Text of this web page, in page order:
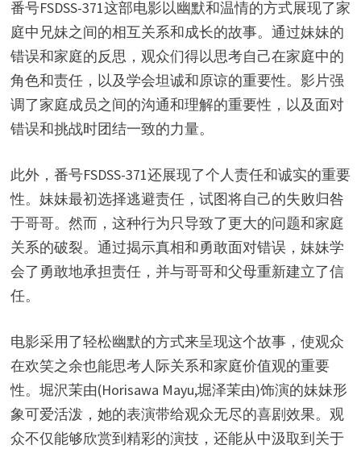
番号FSDSS-371这部电影以幽默和温情的方式展现了家
庭中兄妹之间的相互关系和成长的故事。通过妹妹的
错误和家庭的反思，观众们得以思考自己在家庭中的
角色和责任，以及学会坦诚和原谅的重要性。影片强
调了家庭成员之间的沟通和理解的重要性，以及面对
错误和挑战时团结一致的力量。
此外，番号FSDSS-371还展现了个人责任和诚实的重要
性。妹妹最初选择逃避责任，试图将自己的失败归咎
于哥哥。然而，这种行为只导致了更大的问题和家庭
关系的破裂。通过揭示真相和勇敢面对错误，妹妹学
会了勇敢地承担责任，并与哥哥和父母重新建立了信
任。
电影采用了轻松幽默的方式来呈现这个故事，使观众
在欢笑之余也能思考人际关系和家庭价值观的重要
性。堀沢茉由(Horisawa Mayu,堀泽茉由)饰演的妹妹形
象可爱活泼，她的表演带给观众无尽的喜剧效果。观
众不仅能够欣赏到精彩的演技，还能从中汲取到关于